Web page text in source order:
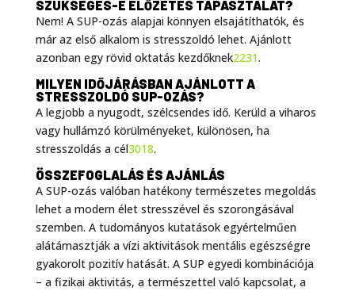
SZÜKSÉGES-E ELŐZETES TAPASZTALAT?
Nem! A SUP-ozás alapjai könnyen elsajátíthatók, és
már az első alkalom is stresszoldó lehet. Ajánlott
azonban egy rövid oktatás kezdőknek2231.
MILYEN IDŐJÁRÁSBAN AJÁNLOTT A
STRESSZOLDÓ SUP-OZÁS?
A legjobb a nyugodt, szélcsendes idő. Kerüld a viharos
vagy hullámzó körülményeket, különösen, ha
stresszoldás a cél3018.
ÖSSZEFOGLALÁS ÉS AJÁNLÁS
A SUP-ozás valóban hatékony természetes megoldás
lehet a modern élet stresszével és szorongásával
szemben. A tudományos kutatások egyértelműen
alátámasztják a vízi aktivitások mentális egészségre
gyakorolt pozitív hatását. A SUP egyedi kombinációja
– a fizikai aktivitás, a természettel való kapcsolat, a